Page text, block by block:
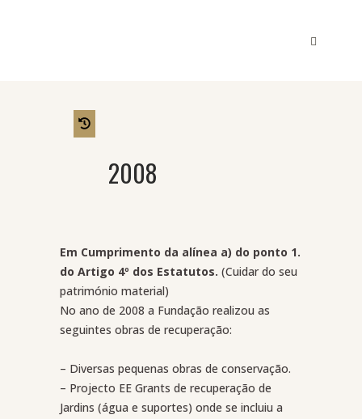
2008
Em Cumprimento da alínea a) do ponto 1.
do Artigo 4º dos Estatutos. (Cuidar do seu
património material)
No ano de 2008 a Fundação realizou as
seguintes obras de recuperação:
– Diversas pequenas obras de conservação.
– Projecto EE Grants de recuperação de
Jardins (água e suportes) onde se incluiu a